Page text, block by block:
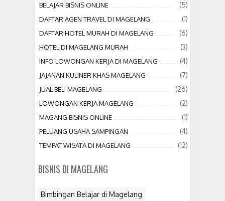
BELAJAR BISNIS ONLINE (5)
DAFTAR AGEN TRAVEL DI MAGELANG (1)
DAFTAR HOTEL MURAH DI MAGELANG (6)
HOTEL DI MAGELANG MURAH (3)
INFO LOWONGAN KERJA DI MAGELANG (4)
JAJANAN KULINER KHAS MAGELANG (7)
JUAL BELI MAGELANG (26)
LOWONGAN KERJA MAGELANG (2)
MAGANG BISNIS ONLINE (1)
PELUANG USAHA SAMPINGAN (4)
TEMPAT WISATA DI MAGELANG (12)
BISNIS DI MAGELANG
Bimbingan Belajar di Magelang